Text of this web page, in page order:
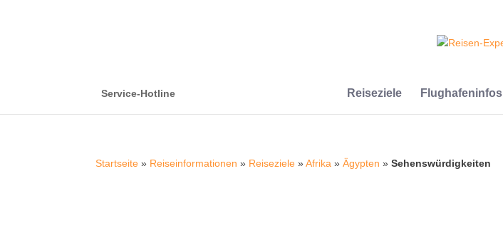
Service-Hotline Reiseziele Flughafeninfos
Startseite » Reiseinformationen » Reiseziele »Afrika »Ägypten »Sehenswürdigkeiten